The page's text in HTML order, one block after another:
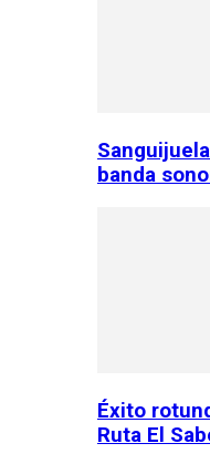
banda
Éxito
Ruta El